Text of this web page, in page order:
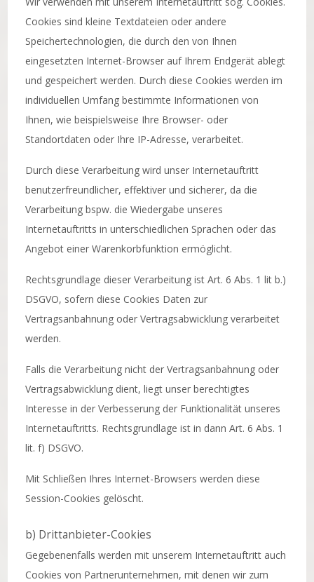
Cookies sind kleine Textdateien oder andere
Speichertechnologien, die durch den von Ihnen
eingesetzten Internet-Browser auf Ihrem Endgerät ablegt
und gespeichert werden. Durch diese Cookies werden im
individuellen Umfang bestimmte Informationen von
Ihnen, wie beispielsweise Ihre Browser- oder
Standortdaten oder Ihre IP-Adresse, verarbeitet.
Durch diese Verarbeitung wird unser Internetauftritt
benutzerfreundlicher, effektiver und sicherer, da die
Verarbeitung bspw. die Wiedergabe unseres
Internetauftritts in unterschiedlichen Sprachen oder das
Angebot einer Warenkorbfunktion ermöglicht.
Rechtsgrundlage dieser Verarbeitung ist Art. 6 Abs. 1 lit b.)
DSGVO, sofern diese Cookies Daten zur
Vertragsanbahnung oder Vertragsabwicklung verarbeitet
werden.
Falls die Verarbeitung nicht der Vertragsanbahnung oder
Vertragsabwicklung dient, liegt unser berechtigtes
Interesse in der Verbesserung der Funktionalität unseres
Internetauftritts. Rechtsgrundlage ist in dann Art. 6 Abs. 1
lit. f) DSGVO.
Mit Schließen Ihres Internet-Browsers werden diese
Session-Cookies gelöscht.
b) Drittanbieter-Cookies
Gegebenenfalls werden mit unserem Internetauftritt auch
Cookies von Partnerunternehmen, mit denen wir zum